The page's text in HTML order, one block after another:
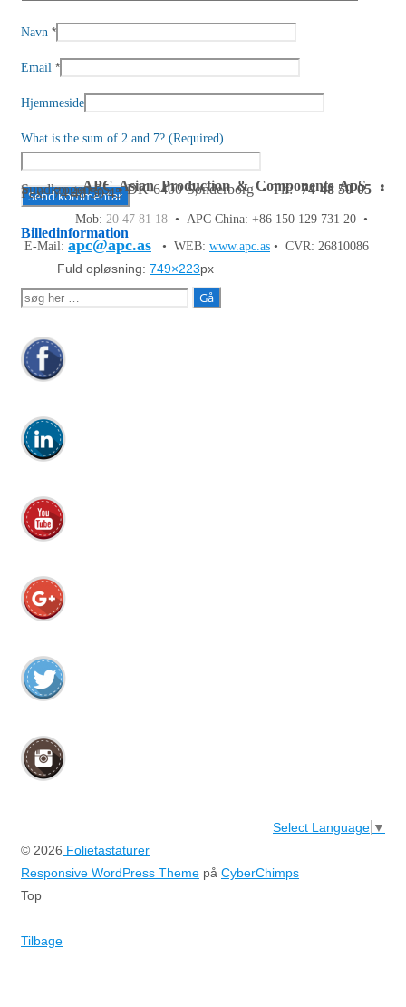
Navn *
Email *
Hjemmeside
What is the sum of 2 and 7? (Required)
Billedinformation
Fuld opløsning: 749×223px
APC Asian Production & Components ApS•
Sundkrogen 35 • DK-6400 Sønderborg • Tlf:74 48 50 05•
Fax: 74 48 50 45
Mob: 20 47 81 18 • APC China: +86 150 129 731 20 •
E-Mail: apc@apc.as • WEB: www.apc.as • CVR: 26810086
Søg
Select Language ▼
© 2026 Folietastaturer
Responsive WordPress Theme på CyberChimps
Top
Tilbage